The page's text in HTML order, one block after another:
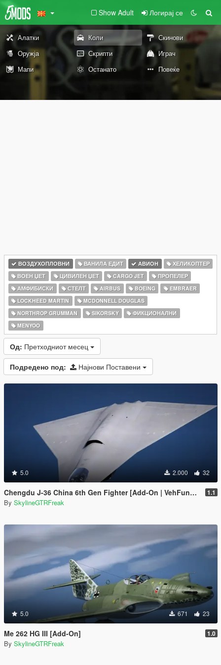
Show Adult Логирај се
Алатки Коли
Скинови
Оружја
Скрипти
Играч
Мапи
Останато Повеќе
ВОЗДУХОПЛОВНИ ВАНИЛА ЕДИТ АВИОН
ХЕЛИКОПТЕР
ВОЕН ЏЕТ
ЦИВИЛЕН ЏЕТ CARGO JET
ПРОПЕЛЕР
АМФИБИСКИ
СТЕЛТ AIRBUS BOEING
EMBRAER
LOCKHEED MARTIN
MCDONNELL DOUGLAS
NORTHROP GRUMMAN
SIKORSKY
ФИКЦИОНАЛНИ
MENYOO
Од: Претходниот месец
Подредено под: Најнови Поставени
5.0 2.000 32
Chengdu J-36 China 6th Gen Fighter [Add-On | VehFuncs V] 1.1
By SkylineGTRFreak
5.0 671 23
Me 262 HG III [Add-On] 1.0
By SkylineGTRFreak